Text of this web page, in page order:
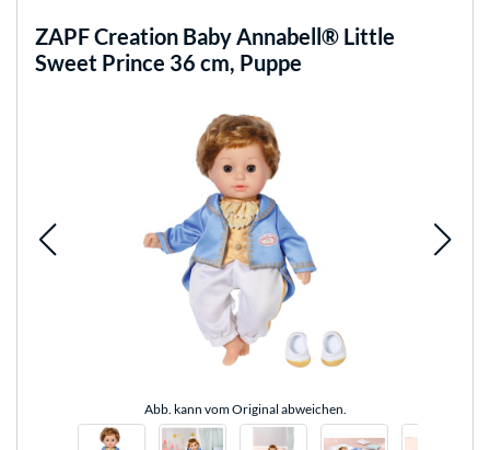
ZAPF Creation Baby Annabell® Little
Sweet Prince 36 cm, Puppe
Abb. kann vom Original abweichen.